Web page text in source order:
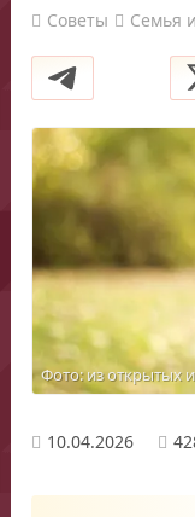
Советы Семья
Фото: из открытых
10.04.2026